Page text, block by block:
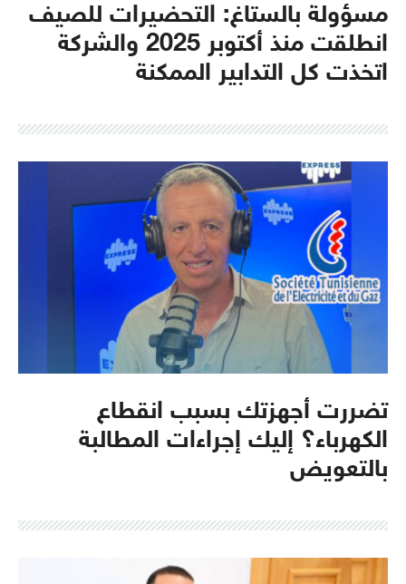
مسؤولة بالستاغ: التحضيرات للصيف
انطلقت منذ أكتوبر 2025 والشركة
اتخذت كل التدابير الممكنة
تضررت أجهزتك بسبب انقطاع
الكهرباء؟ إليك إجراءات المطالبة
بالتعويض